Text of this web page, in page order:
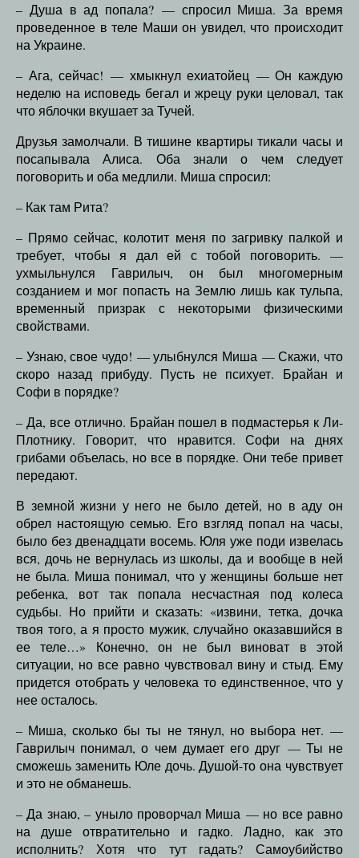
– Душа в ад попала? — спросил Миша. За время
проведенное в теле Маши он увидел, что происходит
на Украине.
– Ага, сейчас! — хмыкнул ехиатойец — Он каждую
неделю на исповедь бегал и жрецу руки целовал, так
что яблочки вкушает за Тучей.
Друзья замолчали. В тишине квартиры тикали часы и
посапывала Алиса. Оба знали о чем следует
поговорить и оба медлили. Миша спросил:
– Как там Рита?
– Прямо сейчас, колотит меня по загривку палкой и
требует, чтобы я дал ей с тобой поговорить. —
ухмыльнулся Гаврилыч, он был многомерным
созданием и мог попасть на Землю лишь как тульпа,
временный призрак с некоторыми физическими
свойствами.
– Узнаю, свое чудо! — улыбнулся Миша — Скажи, что
скоро назад прибуду. Пусть не психует. Брайан и
Софи в порядке?
– Да, все отлично. Брайан пошел в подмастерья к Ли-
Плотнику. Говорит, что нравится. Софи на днях
грибами объелась, но все в порядке. Они тебе привет
передают.
В земной жизни у него не было детей, но в аду он
обрел настоящую семью. Его взгляд попал на часы,
было без двенадцати восемь. Юля уже поди извелась
вся, дочь не вернулась из школы, да и вообще в ней
не была. Миша понимал, что у женщины больше нет
ребенка, вот так попала несчастная под колеса
судьбы. Но прийти и сказать: «извини, тетка, дочка
твоя того, а я просто мужик, случайно оказавшийся в
ее теле…» Конечно, он не был виноват в этой
ситуации, но все равно чувствовал вину и стыд. Ему
придется отобрать у человека то единственное, что у
нее осталось.
– Миша, сколько бы ты не тянул, но выбора нет. —
Гаврилыч понимал, о чем думает его друг — Ты не
сможешь заменить Юле дочь. Душой-то она чувствует
и это не обманешь.
– Да знаю, – уныло проворчал Миша — но все равно
на душе отвратительно и гадко. Ладно, как это
исполнить? Хотя что тут гадать? Самоубийство